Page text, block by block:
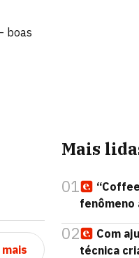
boas
Mais
01
fenômeno
02
Com
técnica